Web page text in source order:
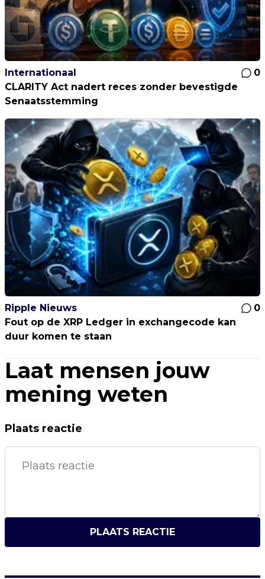
Internationaal
0
CLARITY Act nadert reces zonder bevestigde
Senaatsstemming
Ripple Nieuws
0
Fout op de XRP Ledger in exchangecode kan
duur komen te staan
Laat mensen jouw
mening weten
Plaats reactie
PLAATS REACTIE